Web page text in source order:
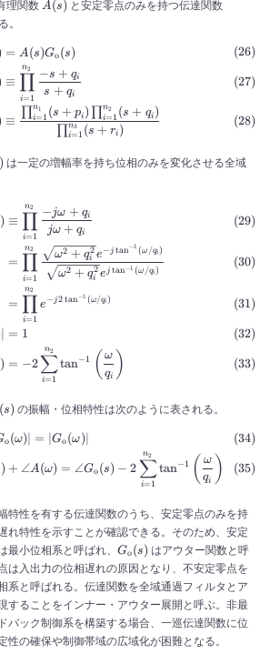
理関数 A(s)
A(s) と安定零点のみを持つ伝達関数
。
\begin{align} G(s) &=
= A (s)Go(s)
≡
i=1
∏
n2
s + qi
−s + qi
≡
∏i=1
n3 (s + ri )
i=1
n1 (s + pi ) ∏i=1
n2 (s + qi )
) は一定の増幅率を持ち位相のみを変化させる全域
\begin{align} A(j\omega)
)
∣
)
≡
i=1
∏
n2
jω + qi
−jω + qi
=
i=1
∏
n2
ω2 + qi
2e j tan−1 (ω /qi )
ω2 + qi
2e− j tan−1 (ω /qi )
=
i=1
∏
n2
e− j2tan−1 (ω/qi)
= 1
= −2
i=1
∑
n2
tan−1 ( qi
ω )
(s) の振幅・位相特性は次のように表される。
\begin{align} |G(\omega)|
o(ω)∣ = ∣Go(ω)∣
) + ∠A(ω) = ∠Go(s) − 2
i=1
∑
n2
tan−1 ( qi
ω )
特性を有する伝達関数のうち、安定零点のみを持
れ特性を示すことが確認できる。そのため、安定
最小位相系と呼ばれ、 G_{\rm
o}(s)
Go(s) はアウター関数と呼
は入出力の位相遅れの原因となり、不安定零点を
系と呼ばれる。伝達関数を全域通過フィルタとア
することをインナー・アウター展開と呼ぶ。非最
バック制御系を構築する場合、一巡伝達関数に位
性の確保や制御帯域の広域化が困難となる。